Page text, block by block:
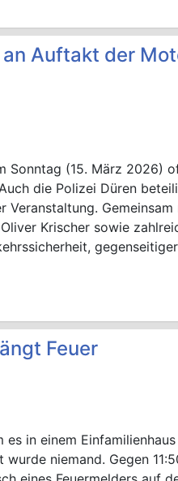
Auftakt der
Sonntag (15. März 2026)
die Polizei Düren
Krischer sowie
Feuer
in einem
niemand. Gegen